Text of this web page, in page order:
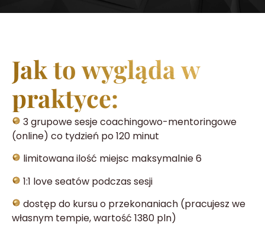
Jak to wygląda w
praktyce:
3 grupowe sesje coachingowo-mentoringowe
(online) co tydzień po 120 minut
limitowana ilość miejsc maksymalnie 6
1:1 love seatów podczas sesji
dostęp do kursu o przekonaniach (pracujesz we
własnym tempie, wartość 1380 pln)